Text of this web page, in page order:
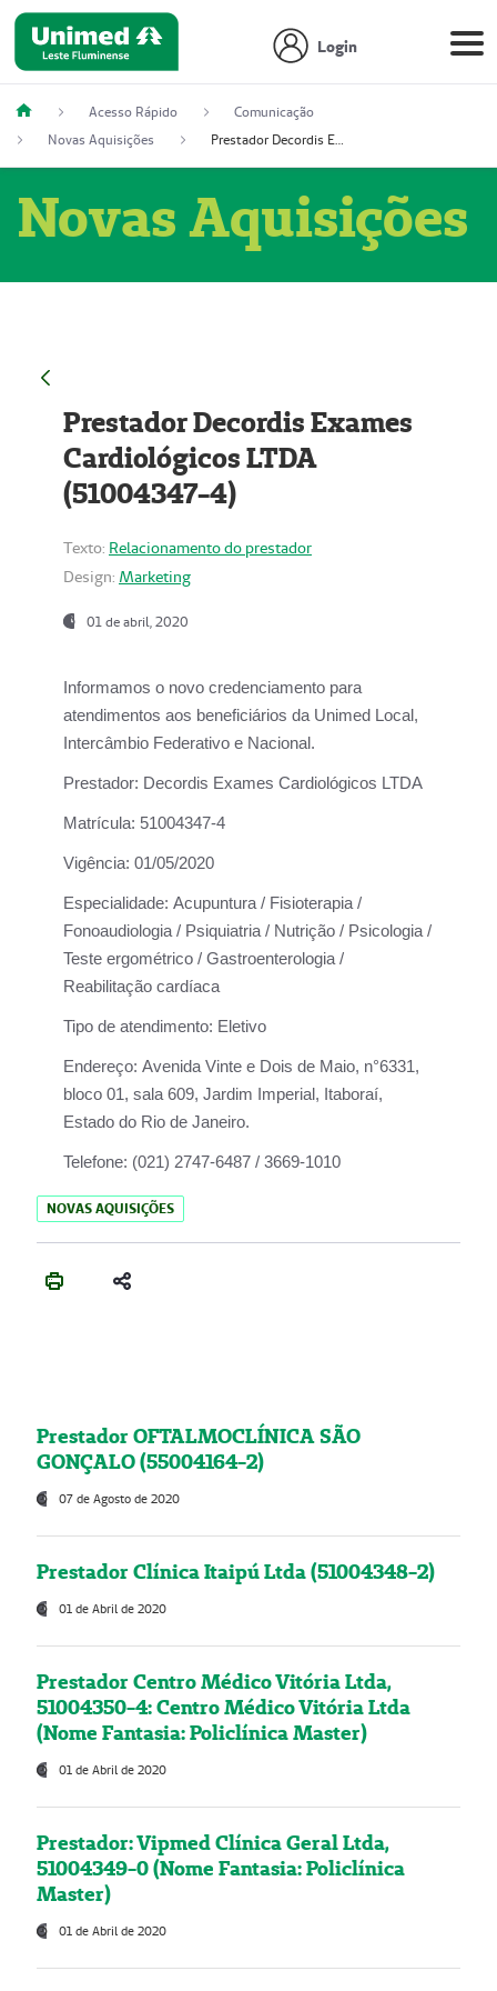
Login
Acesso Rápido
Comunicação
Novas Aquisições
Prestador Decordis Exames Cardiológicos LTDA (51004347-4)
Novas Aquisições
Prestador Decordis Exames
Cardiológicos LTDA
(51004347-4)
Texto: Relacionamento do prestador
Design: Marketing
01 de abril, 2020
Informamos o novo credenciamento para
atendimentos aos beneficiários da Unimed Local,
Intercâmbio Federativo e Nacional.
Prestador: Decordis Exames Cardiológicos LTDA
Matrícula: 51004347-4
Vigência: 01/05/2020
Especialidade: Acupuntura / Fisioterapia /
Fonoaudiologia / Psiquiatria / Nutrição / Psicologia /
Teste ergométrico / Gastroenterologia /
Reabilitação cardíaca
Tipo de atendimento: Eletivo
Endereço: Avenida Vinte e Dois de Maio, n°6331,
bloco 01, sala 609, Jardim Imperial, Itaboraí,
Estado do Rio de Janeiro.
Telefone: (021) 2747-6487 / 3669-1010
NOVAS AQUISIÇÕES
Prestador OFTALMOCLÍNICA SÃO
GONÇALO (55004164-2)
07 de Agosto de 2020
Prestador Clínica Itaipú Ltda (51004348-2)
01 de Abril de 2020
Prestador Centro Médico Vitória Ltda,
51004350-4: Centro Médico Vitória Ltda
(Nome Fantasia: Policlínica Master)
01 de Abril de 2020
Prestador: Vipmed Clínica Geral Ltda,
51004349-0 (Nome Fantasia: Policlínica
Master)
01 de Abril de 2020